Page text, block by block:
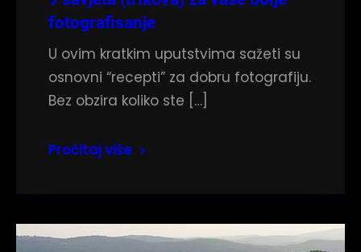
fotografisanje
U ovim kratkim uputstvima sažeti su
osnovni “recepti” za dobru fotografiju.
Bez obzira koliko ste […]
Pročitaj više